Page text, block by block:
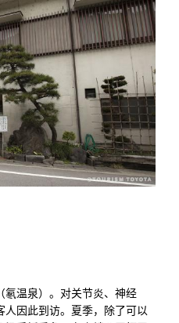
氡温泉）。对关节炎、神经
因此到访。夏季，除了可以